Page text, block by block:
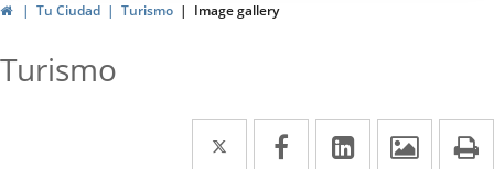
de
Valladolid
HomeTu Ciudad Turismo Image gallery
Turismo
Twitter
Enlace Facebook
EnlaceLinkedin
Enlace